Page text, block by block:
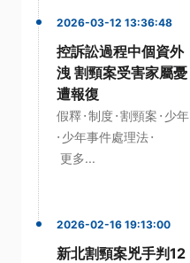
2026-03-12 13:36:48
控訴訟過程中個資外
洩 割頸案受害家屬憂
遭報復
假釋·制度·割頸案 · 少年
· 少年事件處理法·
更多...
2026-02-16 19:13:00
新北割頸案兇手判12